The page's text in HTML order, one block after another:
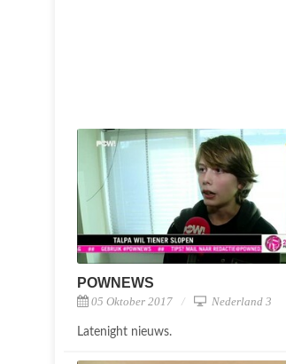
POWNEWS
05 Oktober 2017 Nederland 3
Latenight nieuws.